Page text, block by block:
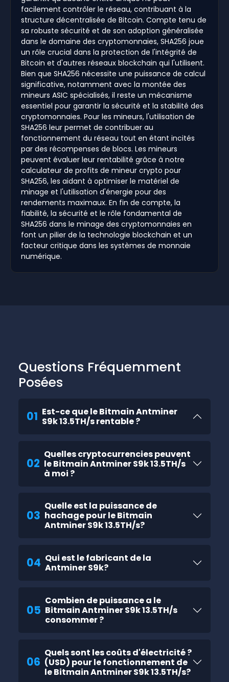
facilement contrôler le réseau, contribuant à la
structure décentralisée de Bitcoin. Compte tenu de
sa robuste sécurité et de son adoption généralisée
dans le domaine des cryptomonnaies, SHA256 joue
un rôle crucial dans la protection de l'intégrité de
Bitcoin et d'autres réseaux blockchain qui l'utilisent.
Bien que SHA256 nécessite une puissance de calcul
significative, notamment avec la montée des
mineurs ASIC spécialisés, il reste un mécanisme
essentiel pour garantir la sécurité et la stabilité des
cryptomonnaies. Pour les mineurs, l'utilisation de
SHA256 leur permet de contribuer au
fonctionnement du réseau tout en étant incités
par des récompenses de blocs. Les mineurs
peuvent évaluer leur rentabilité grâce à notre
calculateur de profits de mineur crypto pour
SHA256, les aidant à optimiser le matériel de
minage et l'utilisation d'énergie pour des
rendements maximaux. En fin de compte, la
fiabilité, la sécurité et le rôle fondamental de
SHA256 dans le minage des cryptomonnaies en
font un pilier de la technologie blockchain et un
facteur critique dans les systèmes de monnaie
numérique.
Questions Fréquemment
Posées
01 Est-ce que le Bitmain Antminer
S9k 13.5TH/s rentable ?
02
Quelles cryptocurrencies peuvent
le Bitmain Antminer S9k 13.5TH/s
à moi ?
03
Quelle est la puissance de
hachage pour le Bitmain
Antminer S9k 13.5TH/s?
04 Qui est le fabricant de la
Antminer S9k?
05
Combien de puissance a le
Bitmain Antminer S9k 13.5TH/s
consommer ?
06
Quels sont les coûts d'électricité ?
(USD) pour le fonctionnement de
le Bitmain Antminer S9k 13.5TH/s?